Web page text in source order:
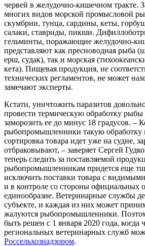
червей в желудочно-кишечном тракте.
многих видов морской промысловой
скумбрии, тунца, сардины, кеты,
салаки, ставриды, пикши.
гельминты, поражающие желудочно-
представляют как пресноводная рыба
ерш, судак), так и морская
кета). Пищевая продукция, не
технических регламентов, не может
замечают эксперты.
Кстати, уничтожить паразитов
провести термическую обработку рыбы
заморозить ее до минус 18 градусов. –
рыбопромышленники такую обработку
сортировка товара идет уже на судне,
отбраковывают, – заверяет Сергей
теперь следить за поставляемой
рыбопромышленникам придется еще
исключить поставки товара с
и в контроле со стороны официальных
единообразие. Ветеринарные службы
субъекте, и каждая из них может
жалуются рыбопромышленники.
быть решен с 1 января 2020 года, когда
региональных ветеринарных служб
Россельхознадзором.